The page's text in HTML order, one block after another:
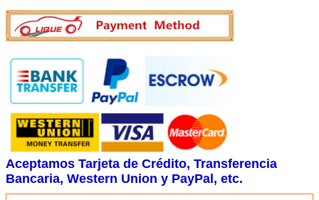
Aceptamos Tarjeta de Crédito, Transferencia
Bancaria, Western Union y PayPal, etc.